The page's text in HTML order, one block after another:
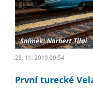
28. 11. 2019 09:54
První turecké